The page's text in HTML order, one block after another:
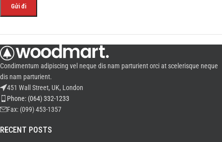
Condimentum adipiscing vel neque dis nam parturient orci at scelerisque neque
dis nam parturient.
451 Wall Street, UK, London
Phone: (064) 332-1233
Fax: (099) 453-1357
RECENT POSTS